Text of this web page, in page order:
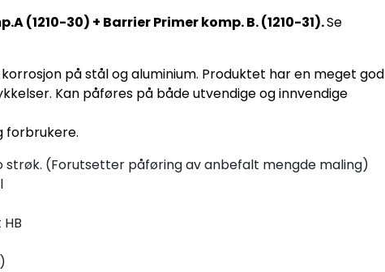
(1210-30) + Barrier Primer komp. B. (1210-31).Se
på stål og aluminium. Produktet har en meget god
Kan påføres på både utvendige og innvendige
forbrukere.
(Forutsetter påføring av anbefalt mengde maling)